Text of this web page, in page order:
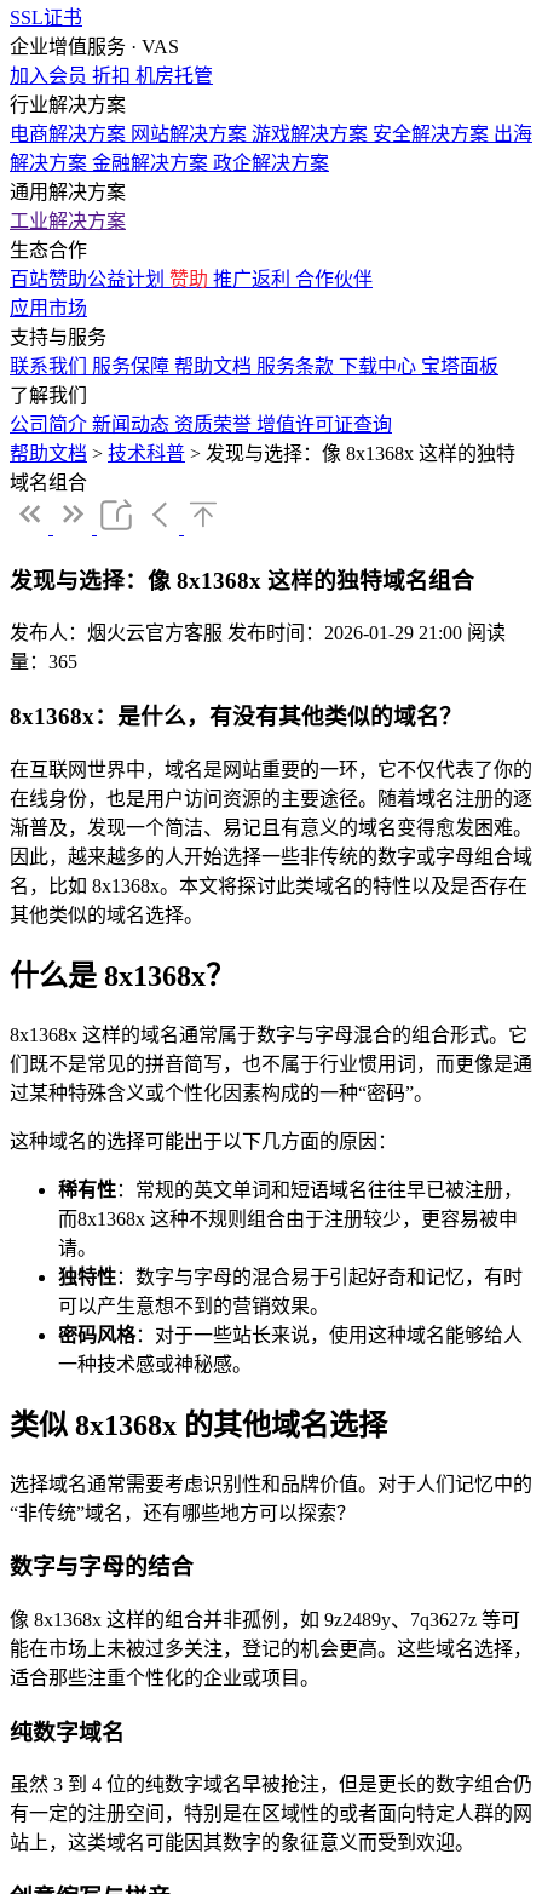
SSL证书
企业增值服务 · VAS
加入会员 折扣 机房托管
行业解决方案
电商解决方案 网站解决方案 游戏解决方案 安全解决方案 出海
解决方案 金融解决方案 政企解决方案
通用解决方案
工业解决方案
生态合作
百站赞助公益计划 赞助 推广返利 合作伙伴
应用市场
支持与服务
联系我们
服务保障 帮助文档 服务条款 下载中心 宝塔面板
了解我们
公司简介 新闻动态 资质荣誉 增值许可证查询
帮助文档 > 技术科普 > 发现与选择：像 8x1368x 这样的独特
域名组合
发现与选择：像 8x1368x 这样的独特域名组合
发布人：烟火云官方客服 发布时间：2026-01-29 21:00 阅读
量：365
8x1368x：是什么，有没有其他类似的域名？
在互联网世界中，域名是网站重要的一环，它不仅代表了你的
在线身份，也是用户访问资源的主要途径。随着域名注册的逐
渐普及，发现一个简洁、易记且有意义的域名变得愈发困难。
因此，越来越多的人开始选择一些非传统的数字或字母组合域
名，比如 8x1368x。本文将探讨此类域名的特性以及是否存在
其他类似的域名选择。
什么是 8x1368x？
8x1368x 这样的域名通常属于数字与字母混合的组合形式。它
们既不是常见的拼音简写，也不属于行业惯用词，而更像是通
过某种特殊含义或个性化因素构成的一种“密码”。
这种域名的选择可能出于以下几方面的原因：
稀有性：常规的英文单词和短语域名往往早已被注册，
而8x1368x 这种不规则组合由于注册较少，更容易被申
请。
独特性：数字与字母的混合易于引起好奇和记忆，有时
可以产生意想不到的营销效果。
密码风格：对于一些站长来说，使用这种域名能够给人
一种技术感或神秘感。
类似 8x1368x 的其他域名选择
选择域名通常需要考虑识别性和品牌价值。对于人们记忆中的
“非传统”域名，还有哪些地方可以探索？
数字与字母的结合
像 8x1368x 这样的组合并非孤例，如 9z2489y、7q3627z 等可
能在市场上未被过多关注，登记的机会更高。这些域名选择，
适合那些注重个性化的企业或项目。
纯数字域名
虽然 3 到 4 位的纯数字域名早被抢注，但是更长的数字组合仍
有一定的注册空间，特别是在区域性的或者面向特定人群的网
站上，这类域名可能因其数字的象征意义而受到欢迎。